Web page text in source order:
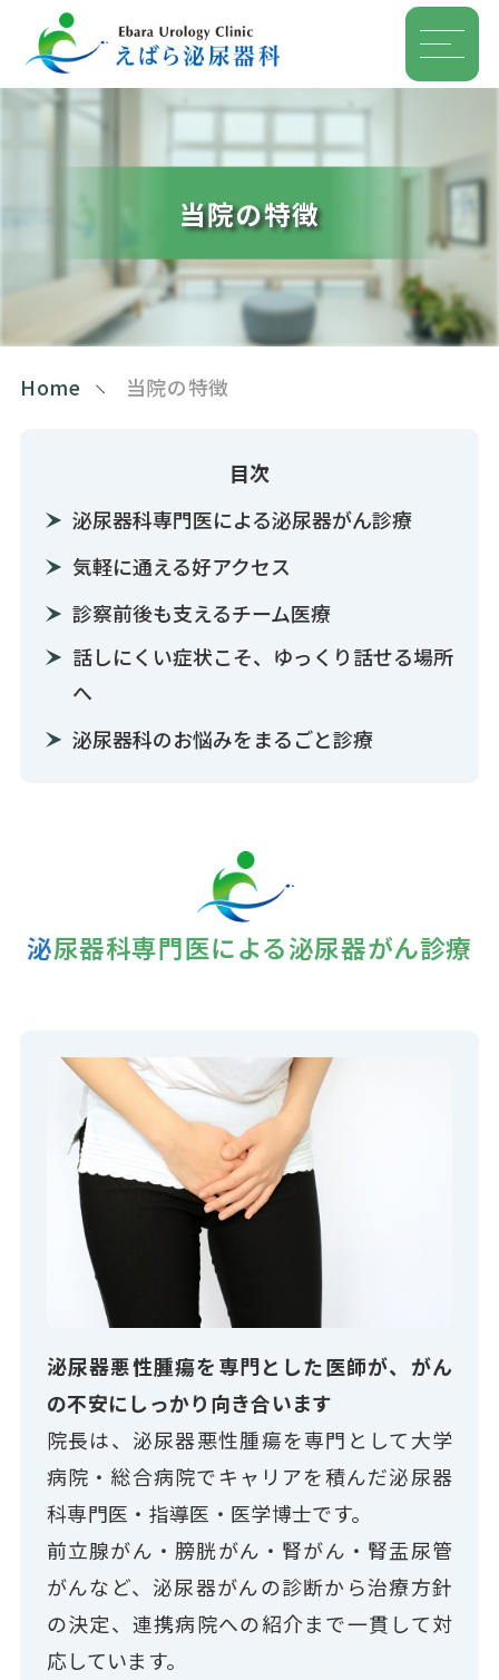
当院の特徴
Home 当院の特徴
目次
泌尿器科専門医による泌尿器がん診療
気軽に通える好アクセス
診察前後も支えるチーム医療
話しにくい症状こそ、ゆっくり話せる場所
へ
泌尿器科のお悩みをまるごと診療
泌尿器科専門医による泌尿器がん診療
泌尿器悪性腫瘍を専門とした医師が、がん
の不安にしっかり向き合います
院長は、泌尿器悪性腫瘍を専門として大学
病院・総合病院でキャリアを積んだ泌尿器
科専門医・指導医・医学博士です。
前立腺がん・膀胱がん・腎がん・腎盂尿管
がんなど、泌尿器がんの診断から治療方針
の決定、連携病院への紹介まで一貫して対
応しています。